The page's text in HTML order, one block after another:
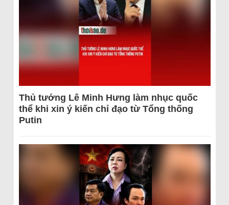
Thủ tướng Lê Minh Hưng làm nhục quốc
thể khi xin ý kiến chỉ đạo từ Tổng thống
Putin